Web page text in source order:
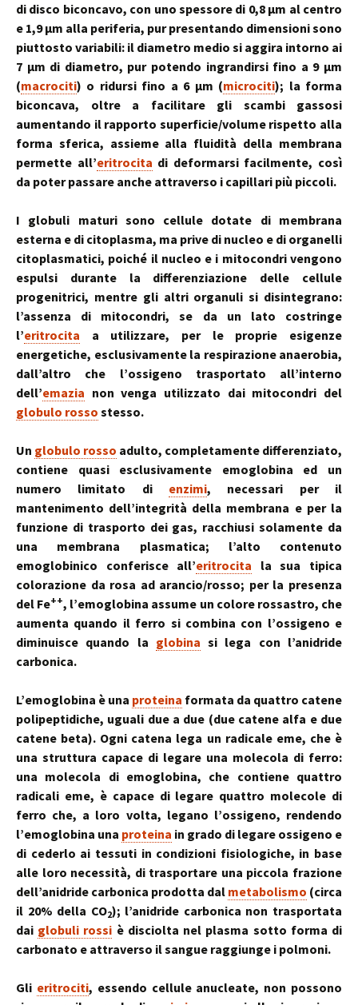
di disco biconcavo, con uno spessore di 0,8 µm al centro
e 1,9 µm alla periferia, pur presentando dimensioni sono
piuttosto variabili: il diametro medio si aggira intorno ai
7 µm di diametro, pur potendo ingrandirsi fino a 9 µm
(macrociti) o ridursi fino a 6 µm (microciti); la forma
biconcava, oltre a facilitare gli scambi gassosi
aumentando il rapporto superficie/volume rispetto alla
forma sferica, assieme alla fluidità della membrana
permette all’eritrocita di deformarsi facilmente, così
da poter passare anche attraverso i capillari più piccoli.
I globuli maturi sono cellule dotate di membrana
esterna e di citoplasma, ma prive di nucleo e di organelli
citoplasmatici, poiché il nucleo e i mitocondri vengono
espulsi durante la differenziazione delle cellule
progenitrici, mentre gli altri organuli si disintegrano:
l’assenza di mitocondri, se da un lato costringe
l’eritrocita a utilizzare, per le proprie esigenze
energetiche, esclusivamente la respirazione anaerobia,
dall’altro che l’ossigeno trasportato all’interno
dell’emazia non venga utilizzato dai mitocondri del
globulo rosso stesso.
Un globulo rosso adulto, completamente differenziato,
contiene quasi esclusivamente emoglobina ed un
numero limitato di enzimi, necessari per il
mantenimento dell’integrità della membrana e per la
funzione di trasporto dei gas, racchiusi solamente da
una membrana plasmatica; l’alto contenuto
emoglobinico conferisce all’eritrocita la sua tipica
colorazione da rosa ad arancio/rosso; per la presenza
del Fe++, l’emoglobina assume un colore rossastro, che
aumenta quando il ferro si combina con l’ossigeno e
diminuisce quando la globina si lega con l’anidride
carbonica.
L’emoglobina è una proteina formata da quattro catene
polipeptidiche, uguali due a due (due catene alfa e due
catene beta). Ogni catena lega un radicale eme, che è
una struttura capace di legare una molecola di ferro:
una molecola di emoglobina, che contiene quattro
radicali eme, è capace di legare quattro molecole di
ferro che, a loro volta, legano l’ossigeno, rendendo
l’emoglobina una proteina in grado di legare ossigeno e
di cederlo ai tessuti in condizioni fisiologiche, in base
alle loro necessità, di trasportare una piccola frazione
dell’anidride carbonica prodotta dal metabolismo (circa
il 20% della CO2); l’anidride carbonica non trasportata
dai globuli rossi è disciolta nel plasma sotto forma di
carbonato e attraverso il sangue raggiunge i polmoni.
Gli eritrociti, essendo cellule anucleate, non possono